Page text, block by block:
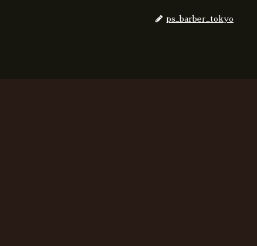
ps_barber_tokyo